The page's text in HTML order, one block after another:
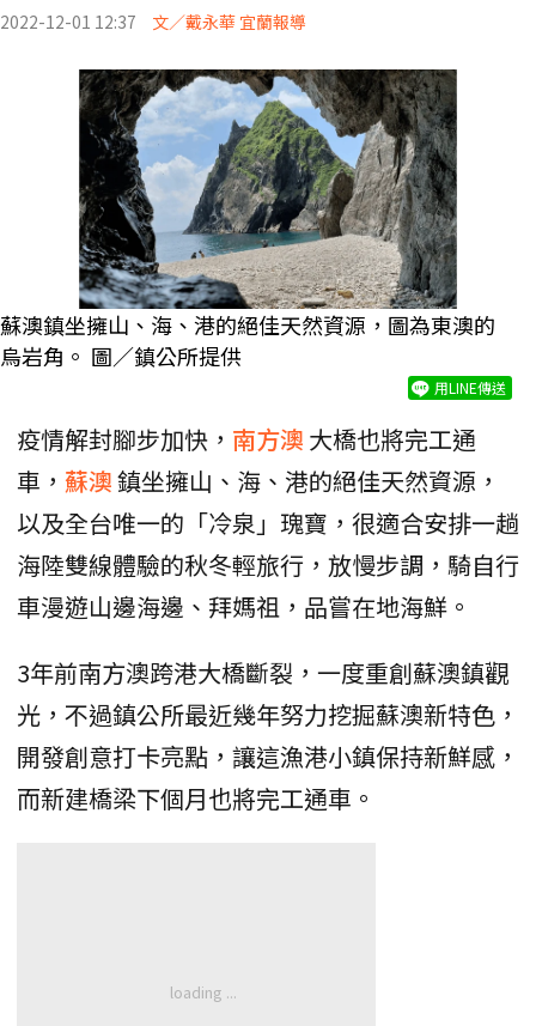
2022-12-01 12:37 文／戴永華 宜蘭報導
蘇澳鎮坐擁山、海、港的絕佳天然資源，圖為東澳的
烏岩角。 圖／鎮公所提供
用LINE傳送
疫情解封腳步加快， 南方澳 大橋也將完工通
車， 蘇澳鎮坐擁山、海、港的絕佳天然資源，
以及全台唯一的「冷泉」瑰寶，很適合安排一趟
海陸雙線體驗的秋冬輕旅行，放慢步調，騎自行
車漫遊山邊海邊、拜媽祖，品嘗在地海鮮。
3年前南方澳跨港大橋斷裂，一度重創蘇澳鎮觀
光，不過鎮公所最近幾年努力挖掘蘇澳新特色，
開發創意打卡亮點，讓這漁港小鎮保持新鮮感，
而新建橋梁下個月也將完工通車。